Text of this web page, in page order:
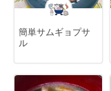
簡単サムギョプサ
ル